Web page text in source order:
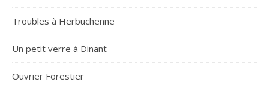
Troubles à Herbuchenne
Un petit verre à Dinant
Ouvrier Forestier